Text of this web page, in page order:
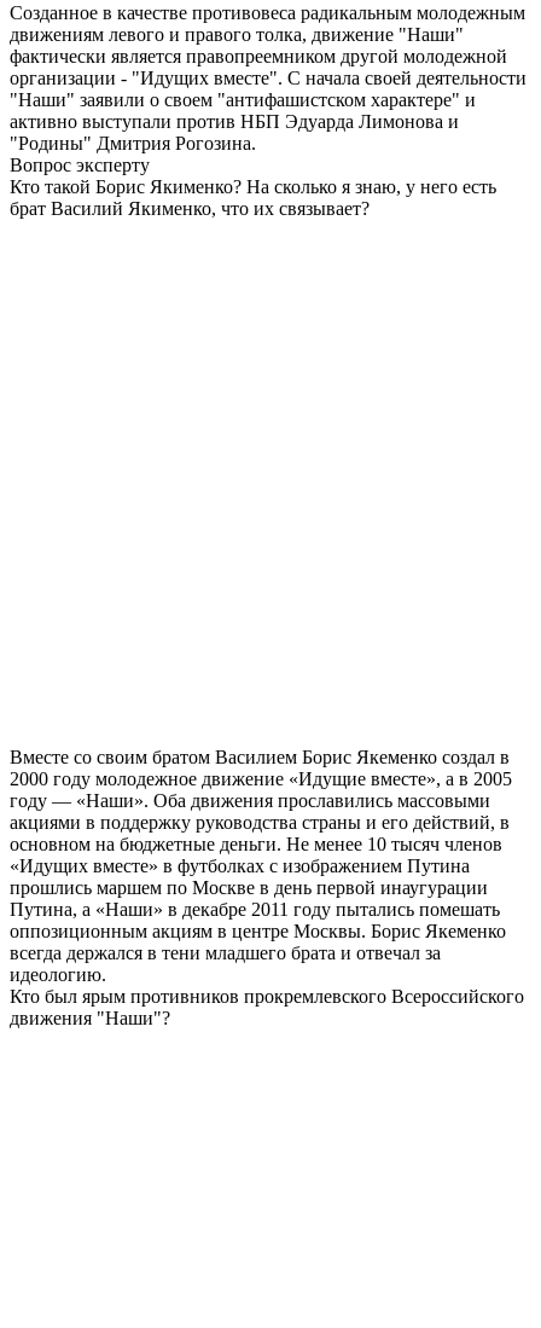
Созданное в качестве противовеса радикальным молодежным
движениям левого и правого толка, движение "Наши"
фактически является правопреемником другой молодежной
организации - "Идущих вместе". С начала своей деятельности
"Наши" заявили о своем "антифашистском характере" и
активно выступали против НБП Эдуарда Лимонова и
"Родины" Дмитрия Рогозина.
Вопрос эксперту
Кто такой Борис Якименко? На сколько я знаю, у него есть
брат Василий Якименко, что их связывает?
Вместе со своим братом Василием Борис Якеменко создал в
2000 году молодежное движение «Идущие вместе», а в 2005
году — «Наши». Оба движения прославились массовыми
акциями в поддержку руководства страны и его действий, в
основном на бюджетные деньги. Не менее 10 тысяч членов
«Идущих вместе» в футболках с изображением Путина
прошлись маршем по Москве в день первой инаугурации
Путина, а «Наши» в декабре 2011 году пытались помешать
оппозиционным акциям в центре Москвы. Борис Якеменко
всегда держался в тени младшего брата и отвечал за
идеологию.
Кто был ярым противников прокремлевского Всероссийского
движения "Наши"?